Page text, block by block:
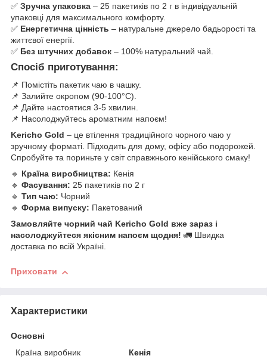
✅ Зручна упаковка – 25 пакетиків по 2 г в індивідуальній
упаковці для максимального комфорту.
✅ Енергетична цінність – натуральне джерело бадьорості та
життєвої енергії.
✅ Без штучних добавок – 100% натуральний чай.
Спосіб приготування:
📌 Помістіть пакетик чаю в чашку.
📌 Залийте окропом (90-100°C).
📌 Дайте настоятися 3-5 хвилин.
📌 Насолоджуйтесь ароматним напоєм!
Kericho Gold – це втілення традиційного чорного чаю у
зручному форматі. Підходить для дому, офісу або подорожей.
Спробуйте та пориньте у світ справжнього кенійського смаку!
🔹 Країна виробництва: Кенія
🔹 Фасування: 25 пакетиків по 2 г
🔹 Тип чаю: Чорний
🔹 Форма випуску: Пакетований
Замовляйте чорний чай Kericho Gold вже зараз і
насолоджуйтеся якісним напоєм щодня! 🚛 Швидка
доставка по всій Україні.
Приховати
Характеристики
Основні
Країна виробник
Кенія